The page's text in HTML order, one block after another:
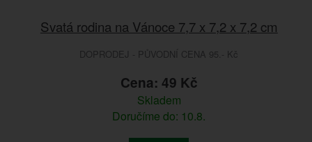
Svatá rodina na Vánoce 7,7 x 7,2 x 7,2 cm
DOPRODEJ - PŮVODNÍ CENA 95.- Kč
Cena: 49 Kč
Skladem
Doručíme do: 10.8.